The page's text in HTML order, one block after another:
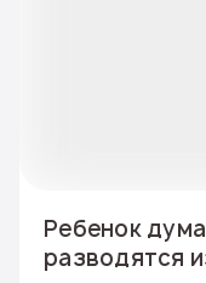
Ребенок
разводятся